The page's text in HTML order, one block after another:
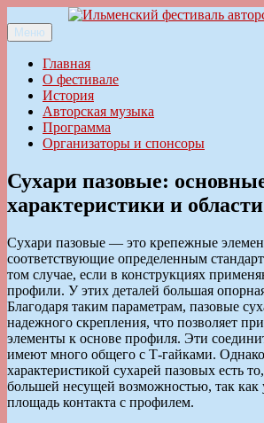
к
содержимому
Ильменский фестиваль авторской песни
Меню
Главная
О фестивале
История
Авторская музыка
Программа
Организаторы и спонсоры
Сухари пазовые:
характеристики и
Сухари пазовые — это крепежные
соответствующие определенным
том случае, если в конструкциях
профили. У этих деталей большая
Благодаря таким параметрам, пазовые
надежного скрепления, что позволяет
элементы к основе профиля. Эти
имеют много общего с Т-гайками.
характеристикой сухарей пазовых есть
большей несущей возможностью, так как
площадь контакта с профилем.